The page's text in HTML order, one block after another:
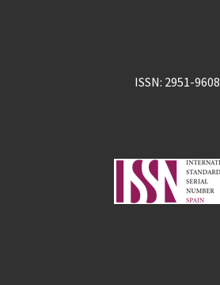
ISSN: 2951-9608